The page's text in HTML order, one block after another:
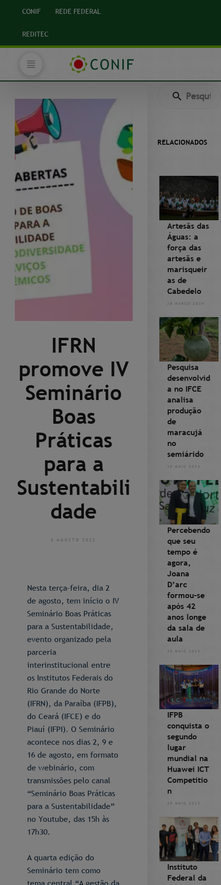
CONIF REDE FEDERAL
REDITEC
IFRN
promove IV
Seminário
Boas
Práticas
para a
Sustentabili
dade
3 AGOSTO 2022
Nesta terça-feira, dia 2
de agosto, tem início o IV
Seminário Boas Práticas
para a Sustentabilidade,
evento organizado pela
parceria
interinstitucional entre
os Institutos Federais do
Rio Grande do Norte
(IFRN), da Paraíba (IFPB),
do Ceará (IFCE) e do
Piauí (IFPI). O Seminário
acontece nos dias 2, 9 e
16 de agosto, em formato
de webinário, com
transmissões pelo canal
“Seminário Boas Práticas
para a Sustentabilidade”
no Youtube, das 15h às
17h30.
A quarta edição do
Seminário tem como
RELACIONADOS
Artesãs das
Águas: a
força das
artesãs e
marisqueir
as de
Cabedelo
28 MARÇO 2024
Pesquisa
desenvolvid
a no IFCE
analisa
produção
de
maracujá
no
semiárido
30 MAIO 2023
Percebendo
que seu
tempo é
agora,
Joana
D’arc
formou-se
após 42
anos longe
da sala de
aula
30 MAIO 2023
IFPB
conquista o
segundo
lugar
mundial na
Huawei ICT
Competitio
n
30 MAIO 2023
Instituto
Federal da